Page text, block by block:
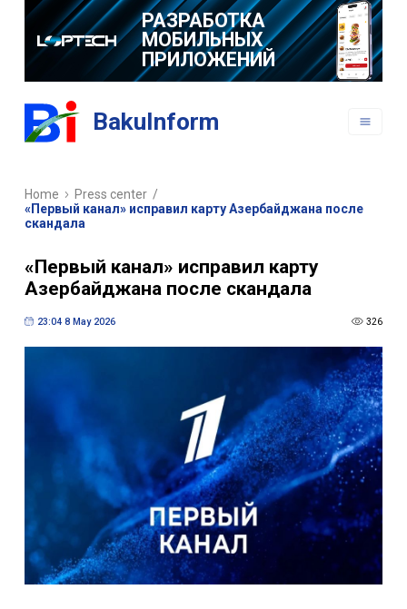
РАЗРАБОТКА
МОБИЛЬНЫХ
ПРИЛОЖЕНИЙ
BakuInform
Home Press center /
«Первый канал» исправил карту Азербайджана после
скандала
«Первый канал» исправил карту
Азербайджана после скандала
23:04 8 May 2026 326